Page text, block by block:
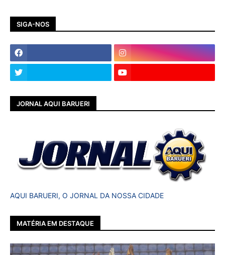
SIGA-NOS
JORNAL AQUI BARUERI
AQUI BARUERI, O JORNAL DA NOSSA CIDADE
MATÉRIA EM DESTAQUE